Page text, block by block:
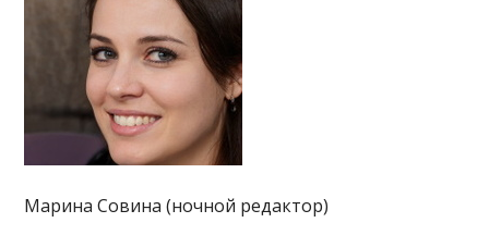
Марина Совина (ночной редактор)